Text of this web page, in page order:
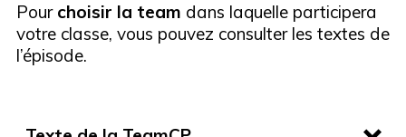
Pour choisir la team dans laquelle participera
votre classe, vous pouvez consulter les textes de
l’épisode.